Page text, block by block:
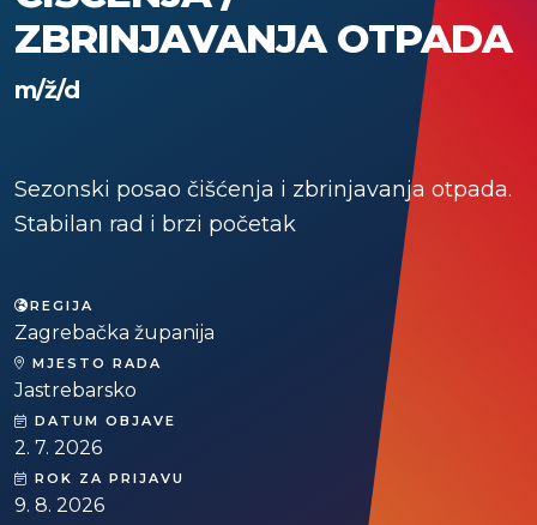
ZBRINJAVANJA OTPADA
m/ž/d
Sezonski posao čišćenja i zbrinjavanja otpada.
Stabilan rad i brzi početak
REGIJA
Zagrebačka županija
MJESTO RADA
Jastrebarsko
DATUM OBJAVE
2. 7. 2026
ROK ZA PRIJAVU
9. 8. 2026